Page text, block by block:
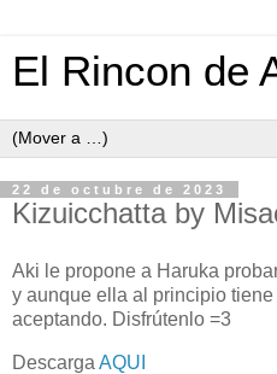
El Rincon de
22 de octubre de 2023
Kizuicchatta by
Aki le propone a Haruka
y aunque ella al principio
aceptando. Disfrútenlo =3
Descarga AQUI